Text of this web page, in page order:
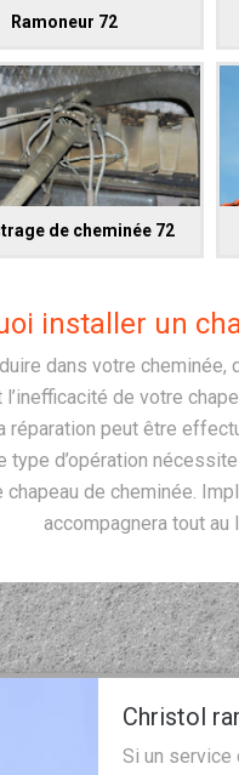
Ramoneur 72
de cheminée 72
installer un
dans votre
de votre
réparation peut être
type d’opération
de cheminée.
accompagnera tout au
Christol
Si un service